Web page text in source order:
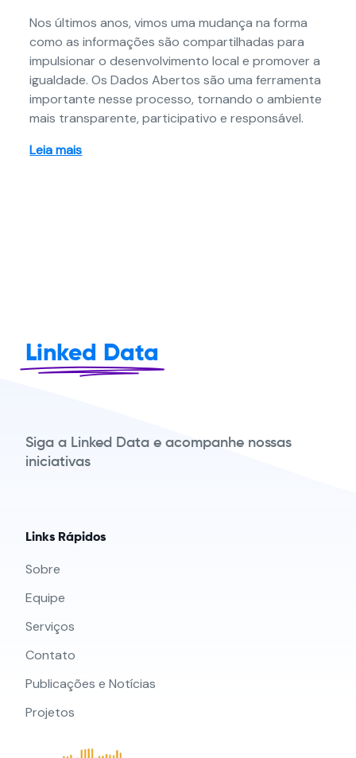
Nos últimos anos, vimos uma mudança na forma
como as informações são compartilhadas para
impulsionar o desenvolvimento local e promover a
igualdade. Os Dados Abertos são uma ferramenta
importante nesse processo, tornando o ambiente
mais transparente, participativo e responsável.
Leia mais
Linked Data
Siga a Linked Data e acompanhe nossas
iniciativas
Links Rápidos
Sobre
Equipe
Serviços
Contato
Publicações e Notícias
Projetos